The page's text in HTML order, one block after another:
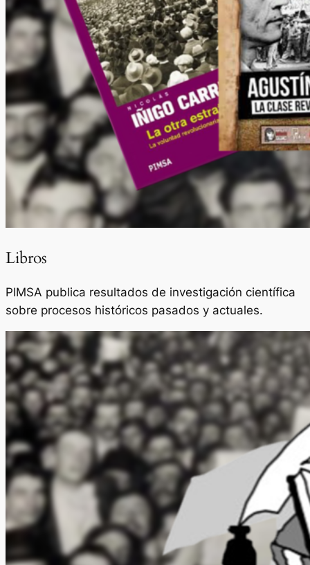
Libros
PIMSA publica resultados de investigación científica
sobre procesos históricos pasados y actuales.